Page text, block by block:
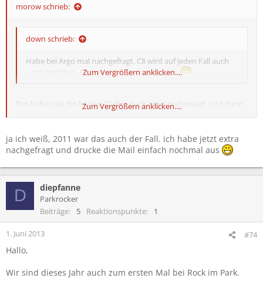
morow schrieb:
down schrieb:
Habe bei Argo mal nachgefragt, C8 wird auf jeden Fall auch
um 8 geöffnet. Also wird das mein Platz sein
Zum Vergrößern anklicken....
Das haben sie die letzten 2 Jahre auch jedes mal gesagt, und dann
hieß es in der Früh, dass er erst wieder später aufmacht... Gerade
dass der c8 mit den anderen um 8 aufmacht... Apropos, der C5 ist
dieses Jahr auch wieder deutlich kleiner gemacht worden...
Zum Vergrößern anklicken....
ja ich weiß, 2011 war das auch der Fall. ich habe jetzt extra
nachgefragt und drucke die Mail einfach nochmal aus
D diepfanne
Parkrocker
Beiträge
5 Reaktionspunkte 1
1. Juni 2013 #74
Hallo,
Wir sind dieses Jahr auch zum ersten Mal bei Rock im Park.